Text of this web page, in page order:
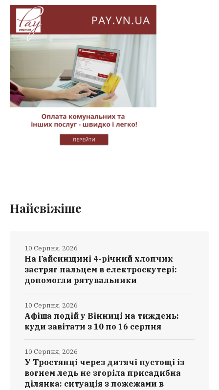
Найсвіжіше
На Гайсинщині 4-річний хлопчик
застряг пальцем в електроскутері:
допомогли рятувальники
10 Серпня, 2026
Афіша подій у Вінниці на тиждень:
куди завітати з 10 по 16 серпня
10 Серпня, 2026
У Тростянці через дитячі пустощі із
вогнем ледь не згоріла присадибна
ділянка: ситуація з пожежами в
10 Серпня, 2026